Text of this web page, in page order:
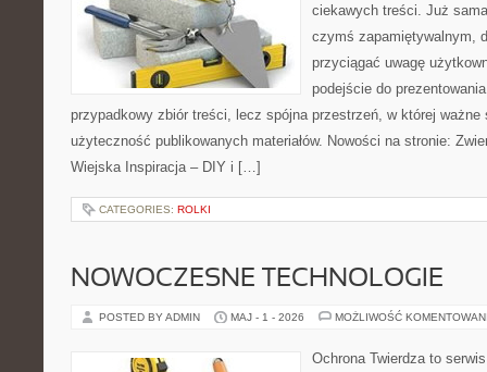
ciekawych treści. Już
czymś zapamiętywalnym,
przyciągać uwagę
podejście do
przypadkowy zbiór treści, lecz spójna przestrzeń, w której
użyteczność publikowanych materiałów. Nowości na stronie:
Wiejska Inspiracja – DIY i […]
CATEGORIES: ROLKI
NOWOCZESNE TECHNOLOGIE
POSTED BY ADMIN MAJ - 1 - 2026 MOŻLIWOŚĆ
Ochrona Twierdza to